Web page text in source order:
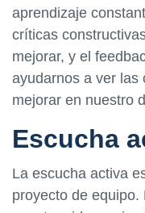
aprendizaje
críticas
mejorar, y el
ayudarnos a ver las
mejorar en nuestro
Escucha
La escucha activa
proyecto de